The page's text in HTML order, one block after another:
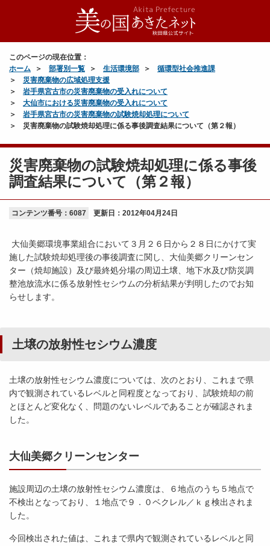
このページの現在位置：
ホーム
部署別一覧 生活環境部
循環型社会推進課
災害廃棄物の広域処理支援
岩手県宮古市の災害廃棄物の受入れについて
大仙市における災害廃棄物の受入れについて
岩手県宮古市の災害廃棄物の試験焼却処理について
災害廃棄物の試験焼却処理に係る事後調査結果について（第２報）
災害廃棄物の試験焼却処理に係る事後
調査結果について（第２報）
コンテンツ番号：6087 更新日： 2012年04月24日
大仙美郷環境事業組合において３月２６日から２８日にかけて実
施した試験焼却処理後の事後調査に関し、大仙美郷クリーンセン
ター（焼却施設）及び最終処分場の周辺土壌、地下水及び防災調
整池放流水に係る放射性セシウムの分析結果が判明したのでお知
らせします。
土壌の放射性セシウム濃度
土壌の放射性セシウム濃度については、次のとおり、これまで県
内で観測されているレベルと同程度となっており、試験焼却の前
とほとんど変化なく、問題のないレベルであることが確認されま
した。
大仙美郷クリーンセンター
施設周辺の土壌の放射性セシウム濃度は、６地点のうち５地点で
不検出となっており、１地点で９．０ベクレル／ｋｇ検出されま
した。
今回検出された値は、これまで県内で観測されているレベルと同